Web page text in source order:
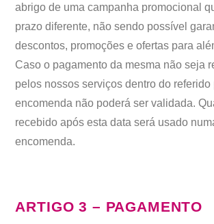
abrigo de uma campanha promocional
prazo diferente, não sendo possível
descontos, promoções e ofertas para
Caso o pagamento da mesma não seja
pelos nossos serviços dentro do referido
encomenda não poderá ser validada.
recebido após esta data será usado
encomenda.
ARTIGO 3 – PAGAMENTO